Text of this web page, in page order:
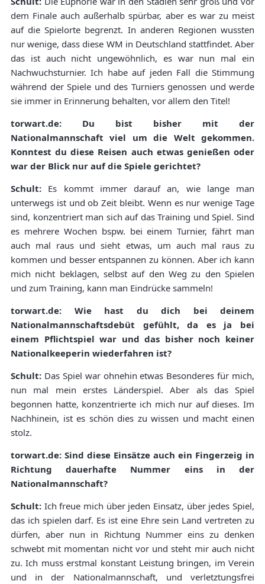
dem Finale auch außerhalb spürbar, aber es war zu meist
auf die Spielorte begrenzt. In anderen Regionen wussten
nur wenige, dass diese WM in Deutschland stattfindet. Aber
das ist auch nicht ungewöhnlich, es war nun mal ein
Nachwuchsturnier. Ich habe auf jeden Fall die Stimmung
während der Spiele und des Turniers genossen und werde
sie immer in Erinnerung behalten, vor allem den Titel!
torwart.de: Du bist bisher mit der
Nationalmannschaft viel um die Welt gekommen.
Konntest du diese Reisen auch etwas genießen oder
war der Blick nur auf die Spiele gerichtet?
Schult: Es kommt immer darauf an, wie lange man
unterwegs ist und ob Zeit bleibt. Wenn es nur wenige Tage
sind, konzentriert man sich auf das Training und Spiel. Sind
es mehrere Wochen bspw. bei einem Turnier, fährt man
auch mal raus und sieht etwas, um auch mal raus zu
kommen und besser entspannen zu können. Aber ich kann
mich nicht beklagen, selbst auf den Weg zu den Spielen
und zum Training, kann man Eindrücke sammeln!
torwart.de: Wie hast du dich bei deinem
Nationalmannschaftsdebüt gefühlt, da es ja bei
einem Pflichtspiel war und das bisher noch keiner
Nationalkeeperin wiederfahren ist?
Schult: Das Spiel war ohnehin etwas Besonderes für mich,
nun mal mein erstes Länderspiel. Aber als das Spiel
begonnen hatte, konzentrierte ich mich nur auf dieses. Im
Nachhinein, ist es schön dies zu wissen und macht einen
stolz.
torwart.de: Sind diese Einsätze auch ein Fingerzeig in
Richtung dauerhafte Nummer eins in der
Nationalmannschaft?
Schult: Ich freue mich über jeden Einsatz, über jedes Spiel,
das ich spielen darf. Es ist eine Ehre sein Land vertreten zu
dürfen, aber nun in Richtung Nummer eins zu denken
schwebt mit momentan nicht vor und steht mir auch nicht
zu. Ich muss erstmal konstant Leistung bringen, im Verein
und in der Nationalmannschaft, und verletztungsfrei